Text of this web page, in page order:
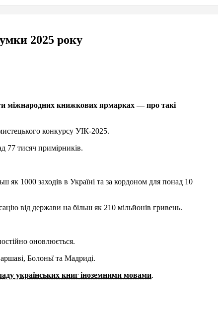
2025 року
міжнародних книжкових ярмарках — про такі
конкурсу УІК-2025.
77 тисяч примірників.
як 1000 заходів в Україні та за кордоном для понад 10
від держави на більш як 210 мільйонів гривень.
оновлюється.
Болоньї та Мадриді.
українських книг іноземними мовами.